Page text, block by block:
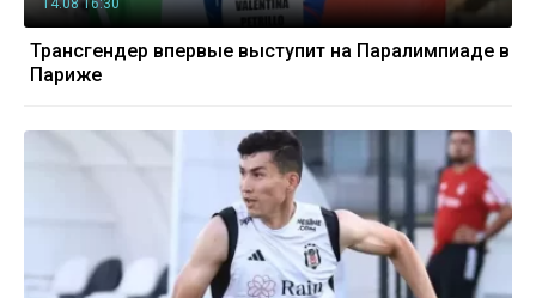
14.08 16:30
Трансгендер впервые выступит на Паралимпиаде в
Париже